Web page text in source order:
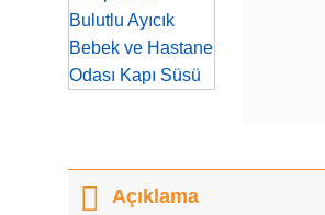
Açıklama